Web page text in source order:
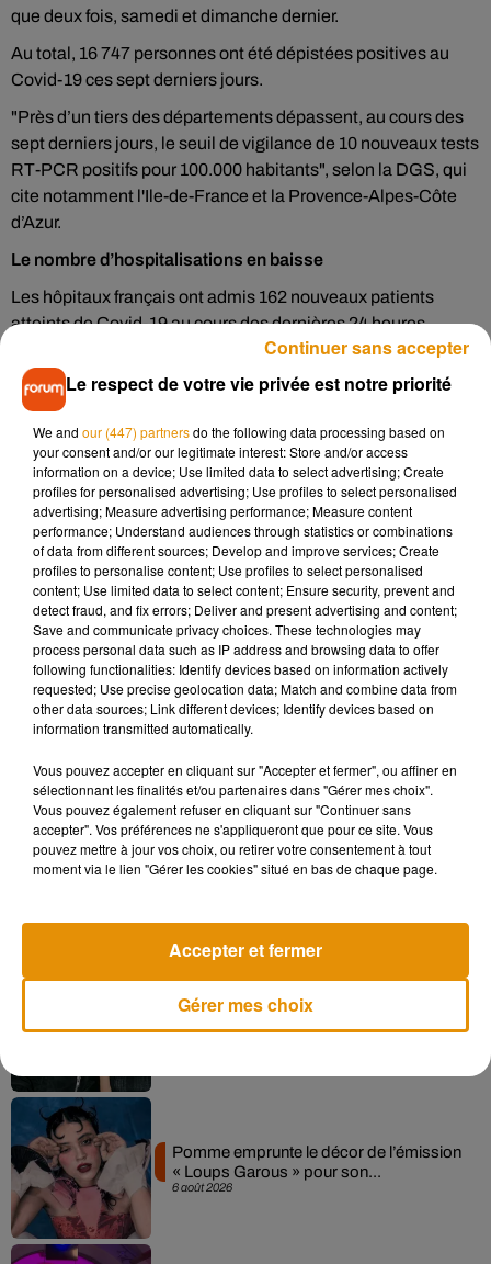
que deux fois, samedi et dimanche dernier.
Au total, 16 747 personnes ont été dépistées positives au
Covid-19 ces sept derniers jours.
"Près d’un tiers des départements dépassent, au cours des
sept derniers jours, le seuil de vigilance de 10 nouveaux tests
RT-PCR positifs pour 100.000 habitants", selon la DGS, qui
cite notamment l'Ile-de-France et la Provence-Alpes-Côte
d’Azur.
Le nombre d’hospitalisations en baisse
Les hôpitaux français ont admis 162 nouveaux patients
atteints de Covid-19 au cours des dernières 24 heures,
contre 185 mardi. Au total, 4 806 personnes sont
hospitalisées pour une infection au Covid-19, un chiffre en
baisse (elles étaient 4 823 mardi).
Le nombre de patients en réanimation a légèrement baissé,
374 contre 380 la veille. 31 patients ont été admis dans des
services de réanimation, contre 28, lundi 17 août.
Depuis le début de l’épidémie, 30 468 personnes sont
décédées en France (soit 17 décès depuis mardi).
Le pourcentage de tests positifs continue à légèrement
augmenter, à 3,1% contre 3% mardi et 21 nouveaux foyers de
cas groupés (clusters) ont été détectés, a aussi indiqué la
DGS.
Musique
Madonna sort enfin le remix de « Love
Sensation » avec Kylie Minogue
Angèle et Amélie Lens dévoilent leur
collaboration tant attendue
6 août 2026
Pomme emprunte le décor de l’émission
« Loups Garous » pour son...
Le respect de votre vie privée est notre priorité
We and our (447) partnersdo the following data processing based on
your consent and/or our legitimate interest: Store and/or access
information on a device; Use limited data to select advertising; Create
profiles for personalised advertising; Use profiles to select personalised
advertising; Measure advertising performance; Measure content
performance; Understand audiences through statistics or combinations
of data from different sources; Develop and improve services; Create
profiles to personalise content; Use profiles to select personalised
content; Use limited data to select content; Ensure security, prevent and
detect fraud, and fix errors; Deliver and present advertising and content;
Save and communicate privacy choices. These technologies may
process personal data such as IP address and browsing data to offer
following functionalities: Identify devices based on information actively
requested; Use precise geolocation data; Match and combine data from
other data sources; Link different devices; Identify devices based on
information transmitted automatically.
Vous pouvez accepter en cliquant sur "Accepter et fermer", ou affiner en
sélectionnant les finalités et/ou partenaires dans "Gérer mes choix".
Vous pouvez également refuser en cliquant sur "Continuer sans
accepter". Vos préférences ne s'appliqueront que pour ce site. Vous
pouvez mettre à jour vos choix, ou retirer votre consentement à tout
moment via le lien "Gérer les cookies" situé en bas de chaque page.
Gérer mes choix
Accepter et fermer
Continuer sans accepter